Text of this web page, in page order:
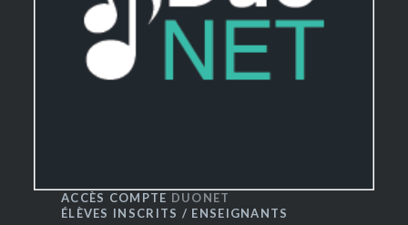
ACCÈS COMPTE DUONET
ÉLÈVES INSCRITS / ENSEIGNANTS